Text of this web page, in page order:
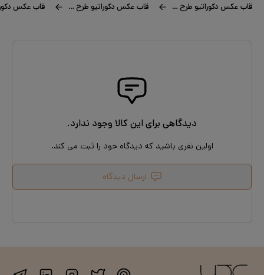
قاب عکس دکوراتیو طرح بشقاب ماهی قاب عکس دکوراتیو طرح عزیز من
دیدگاهی برای این کالا وجود ندارد.
اولین نفری باشید که دیدگاه خود را ثبت می کند.
ارسال دیدگاه